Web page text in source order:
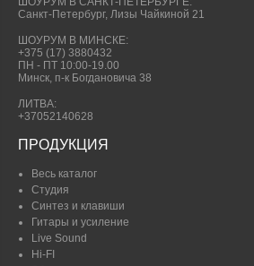
Санкт-Петербург, Лизы Чайкиной 21
ШОУРУМ В МИНСКЕ:
+375 (17) 3880432
ПН - ПТ 10:00-19.00
Минск, п-к Богдановича 38
ЛИТВА:
+37052140628
ПРОДУКЦИЯ
Весь каталог
Студия
Синтез и клавиши
Гитары и усиление
Live Sound
Hi-FI